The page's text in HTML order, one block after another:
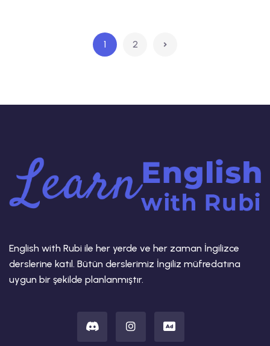
1 2
English with Rubi ile her yerde ve her zaman İngilizce
derslerine katıl. Bütün derslerimiz İngiliz müfredatına
uygun bir şekilde planlanmıştır.